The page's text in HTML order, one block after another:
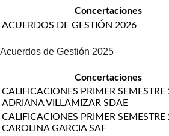
Concertaciones
ACUERDOS DE GESTIÓN 2026
Acuerdos de Gestión 2025
Concertaciones
CALIFICACIONES PRIMER SEMESTRE
ADRIANA VILLAMIZAR SDAE
CALIFICACIONES PRIMER SEMESTRE
CAROLINA GARCIA SAF